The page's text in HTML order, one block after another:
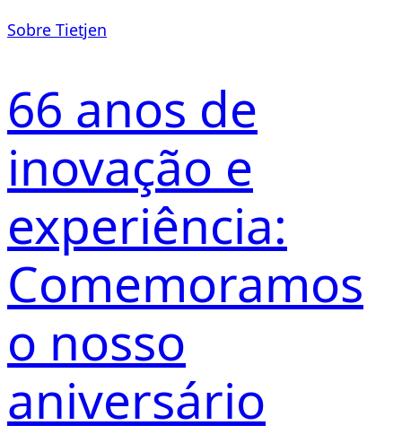
Sobre Tietjen
66 anos de
inovação e
experiência:
Comemoramos
o nosso
aniversário